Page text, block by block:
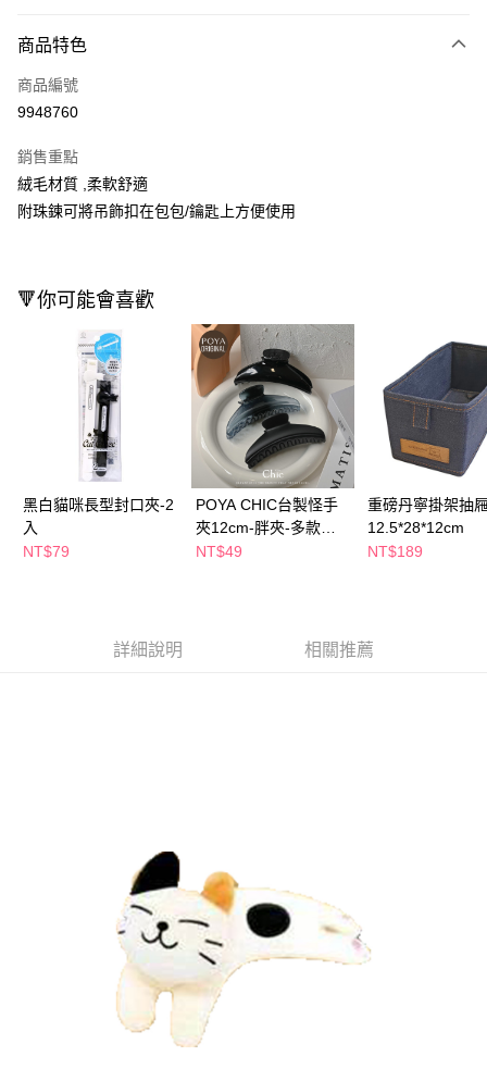
POYA支付
信用卡一次付款
LINE Pay
Apple Pay
悠遊付
Google Pay
AFTEE先享後付
【關於「AFTEE先享後付」】
AFTEE先享後付是「在收到商品之後才付款」的支付方式。 讓您購物簡單
便利好安心！
１．簡單：不需註冊會員、不需綁卡、不需儲值。
２．便利：只要手機號碼，簡訊認證，即可結帳。
３．安心：先確認商品／服務後，再付款。
３．收到繳費通知簡訊後14天內，點擊此簡訊中的連結，可透過四大超商／
易，需依本服務之必要範圍內提供個人資料，並將交易相關給付款項請求債
權轉讓予恩沛科技股份有限公司。
２．關於個人資料處理事宜，請瀏覽以下網址：
https://aftee.tw/terms/#terms3
３．未成年的使用者請事先徵得法定代理人或監護人之同意方可使用
「AFTEE先享後付」，若未經同意申辦者引起之損失，本公司不負相關責
４．使用「AFTEE先享後付」時，將依據個別帳號之用戶狀況，依本公司即
時審查核予不同之上限額度；若仍有額度不足之情形，本公司將視審查結果
請求用戶進行身份認證。
運送方式
全家取貨付款
每筆NT$65，滿NT$490(含以上)免運費
每筆NT$100，滿NT$790(含以上)免運費
付款後寶雅門市自取(由倉庫統一出貨)
每筆NT$80，滿NT$290(含以上)免運費
商品特色
商品編號
9948760
銷售重點
絨毛材質 ,柔軟舒適
附珠鍊可將吊飾扣在包包/鑰匙上方便使用
🔻你可能會喜歡
黑白貓咪長型封口夾-2
入
NT$79
POYA CHIC台製怪手
夾12cm-胖夾-多款任
選
NT$49
重磅丹寧掛架抽
12.5*28*12cm
NT$189
詳細說明 相關推薦